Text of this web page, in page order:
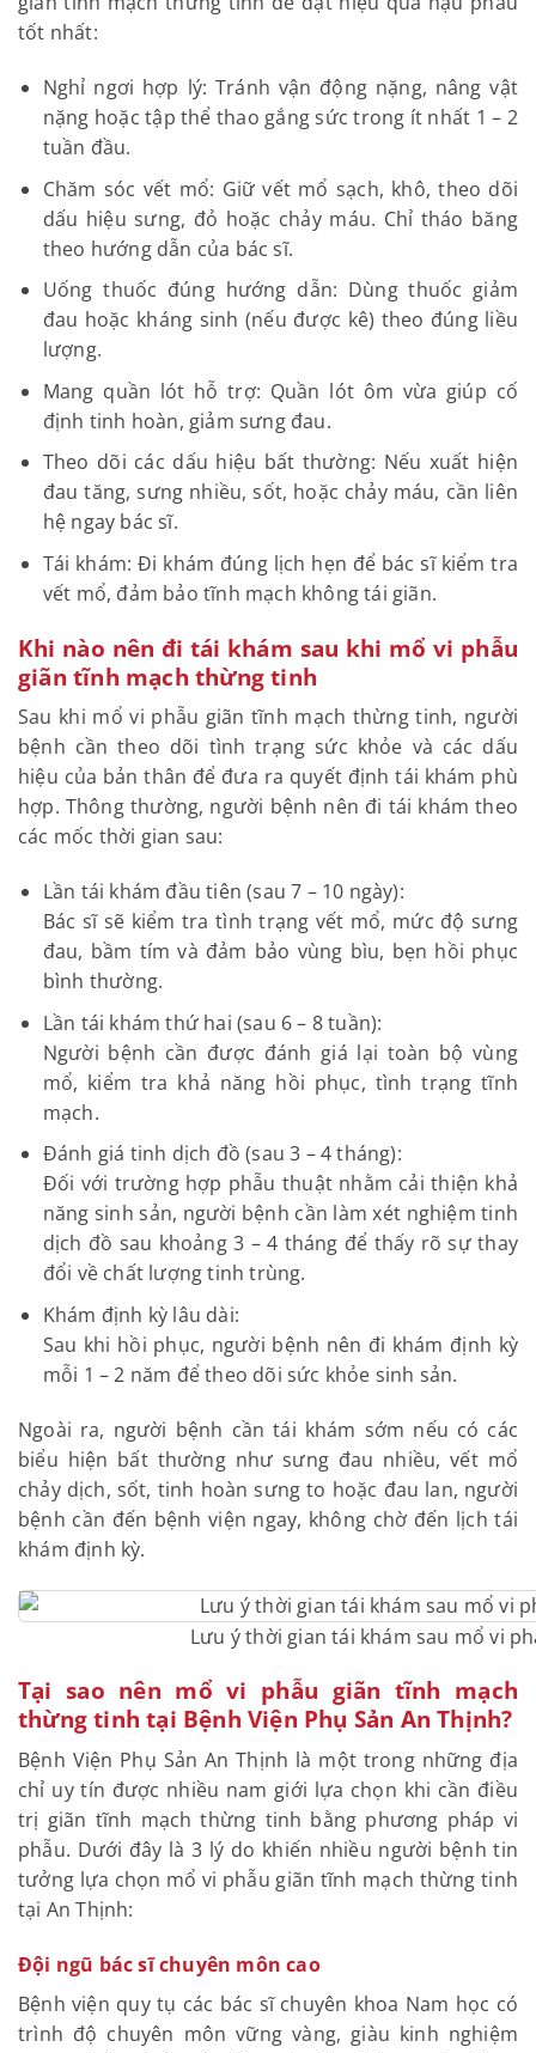
tốt nhất:
Nghỉ ngơi hợp lý: Tránh vận động nặng, nâng vật
nặng hoặc tập thể thao gắng sức trong ít nhất 1 – 2
tuần đầu.
Chăm sóc vết mổ: Giữ vết mổ sạch, khô, theo dõi
dấu hiệu sưng, đỏ hoặc chảy máu. Chỉ tháo băng
theo hướng dẫn của bác sĩ.
Uống thuốc đúng hướng dẫn: Dùng thuốc giảm
đau hoặc kháng sinh (nếu được kê) theo đúng liều
lượng.
Mang quần lót hỗ trợ: Quần lót ôm vừa giúp cố
định tinh hoàn, giảm sưng đau.
Theo dõi các dấu hiệu bất thường: Nếu xuất hiện
đau tăng, sưng nhiều, sốt, hoặc chảy máu, cần liên
hệ ngay bác sĩ.
Tái khám: Đi khám đúng lịch hẹn để bác sĩ kiểm tra
vết mổ, đảm bảo tĩnh mạch không tái giãn.
Khi nào nên đi tái khám sau khi mổ vi phẫu
giãn tĩnh mạch thừng tinh
Sau khi mổ vi phẫu giãn tĩnh mạch thừng tinh, người
bệnh cần theo dõi tình trạng sức khỏe và các dấu
hiệu của bản thân để đưa ra quyết định tái khám phù
hợp. Thông thường, người bệnh nên đi tái khám theo
các mốc thời gian sau:
Lần tái khám đầu tiên (sau 7 – 10 ngày):
Bác sĩ sẽ kiểm tra tình trạng vết mổ, mức độ sưng
đau, bầm tím và đảm bảo vùng bìu, bẹn hồi phục
bình thường.
Lần tái khám thứ hai (sau 6 – 8 tuần):
Người bệnh cần được đánh giá lại toàn bộ vùng
mổ, kiểm tra khả năng hồi phục, tình trạng tĩnh
mạch.
Đánh giá tinh dịch đồ (sau 3 – 4 tháng):
Đối với trường hợp phẫu thuật nhằm cải thiện khả
năng sinh sản, người bệnh cần làm xét nghiệm tinh
dịch đồ sau khoảng 3 – 4 tháng để thấy rõ sự thay
đổi về chất lượng tinh trùng.
Khám định kỳ lâu dài:
Sau khi hồi phục, người bệnh nên đi khám định kỳ
mỗi 1 – 2 năm để theo dõi sức khỏe sinh sản.
Ngoài ra, người bệnh cần tái khám sớm nếu có các
biểu hiện bất thường như sưng đau nhiều, vết mổ
chảy dịch, sốt, tinh hoàn sưng to hoặc đau lan, người
bệnh cần đến bệnh viện ngay, không chờ đến lịch tái
khám định kỳ.
Lưu ý thời gian tái khám sau mổ vi
Tại sao nên mổ vi phẫu giãn tĩnh mạch
thừng tinh tại Bệnh Viện Phụ Sản An Thịnh?
Bệnh Viện Phụ Sản An Thịnh là một trong những địa
chỉ uy tín được nhiều nam giới lựa chọn khi cần điều
trị giãn tĩnh mạch thừng tinh bằng phương pháp vi
phẫu. Dưới đây là 3 lý do khiến nhiều người bệnh tin
tưởng lựa chọn mổ vi phẫu giãn tĩnh mạch thừng tinh
tại An Thịnh:
Đội ngũ bác sĩ chuyên môn cao
Bệnh viện quy tụ các bác sĩ chuyên khoa Nam học có
trình độ chuyên môn vững vàng, giàu kinh nghiệm